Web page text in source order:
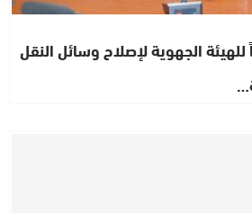
للهيئة الجهوية لإصلاح وسائل النقل